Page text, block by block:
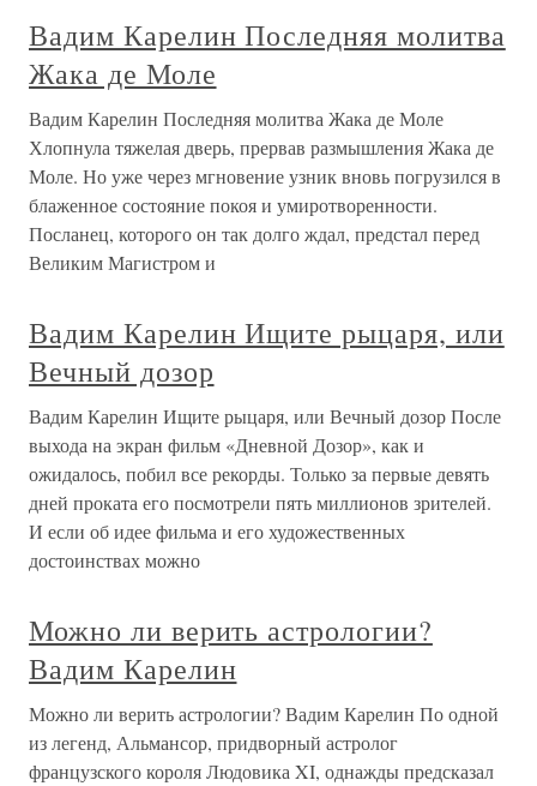
Вадим Карелин Последняя молитва
Жака де Моле
Вадим Карелин Последняя молитва Жака де Моле
Хлопнула тяжелая дверь, прервав размышления Жака де
Моле. Но уже через мгновение узник вновь погрузился в
блаженное состояние покоя и умиротворенности.
Посланец, которого он так долго ждал, предстал перед
Великим Магистром и
Вадим Карелин Ищите рыцаря, или
Вечный дозор
Вадим Карелин Ищите рыцаря, или Вечный дозор После
выхода на экран фильм «Дневной Дозор», как и
ожидалось, побил все рекорды. Только за первые девять
дней проката его посмотрели пять миллионов зрителей.
И если об идее фильма и его художественных
достоинствах можно
Можно ли верить астрологии?
Вадим Карелин
Можно ли верить астрологии? Вадим Карелин По одной
из легенд, Альмансор, придворный астролог
французского короля Людовика XI, однажды предсказал